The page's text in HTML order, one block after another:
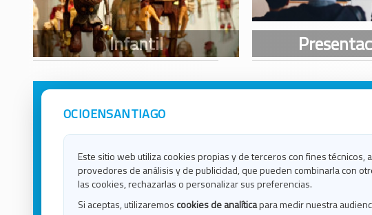
OCIOENSANTIAGO
Este sitio web utiliza cookies propias y de terceros con fines
provedores de análisis y de publicidad, que pueden combinarla con
las cookies, rechazarlas o personalizar sus preferencias.
Si aceptas, utilizaremos cookies de analíticapara medir nuestra
Avisos Legales
Política de Cookies
Ocio en Lugo
Ocio en Ourense
Ocio en Santiago